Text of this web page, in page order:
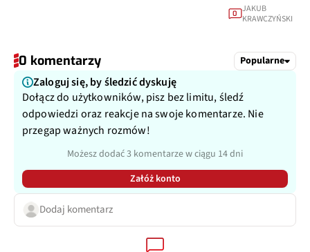
0 JAKUB
KRAWCZYŃSKI
0 komentarzy Popularne
Zaloguj się, by śledzić dyskuję
Dołącz do użytkowników, pisz bez limitu, śledź
odpowiedzi oraz reakcje na swoje komentarze. Nie
przegap ważnych rozmów!
Możesz dodać 3 komentarze w ciągu 14 dni
Załóż konto
Dodaj komentarz